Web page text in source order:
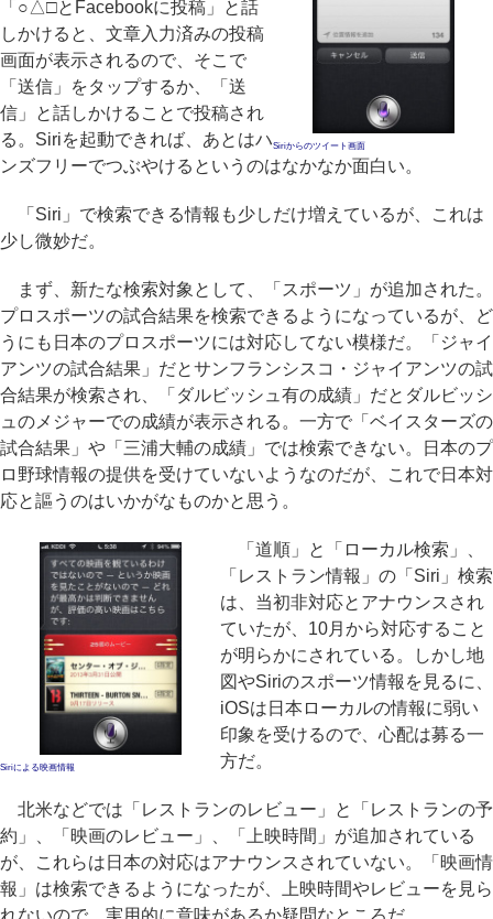
Siriからのツイート画面
「○△□とFacebookに投稿」と話
しかけると、文章入力済みの投稿
画面が表示されるので、そこで
「送信」をタップするか、「送
信」と話しかけることで投稿され
る。Siriを起動できれば、あとはハ
ンズフリーでつぶやけるというのはなかなか面白い。
「Siri」で検索できる情報も少しだけ増えているが、これは
少し微妙だ。
まず、新たな検索対象として、「スポーツ」が追加された。
プロスポーツの試合結果を検索できるようになっているが、ど
うにも日本のプロスポーツには対応してない模様だ。「ジャイ
アンツの試合結果」だとサンフランシスコ・ジャイアンツの試
合結果が検索され、「ダルビッシュ有の成績」だとダルビッシ
ュのメジャーでの成績が表示される。一方で「ベイスターズの
試合結果」や「三浦大輔の成績」では検索できない。日本のプ
ロ野球情報の提供を受けていないようなのだが、これで日本対
応と謳うのはいかがなものかと思う。
Siriによる映画情報
「道順」と「ローカル検索」、
「レストラン情報」の「Siri」検索
は、当初非対応とアナウンスされ
ていたが、10月から対応すること
が明らかにされている。しかし地
図やSiriのスポーツ情報を見るに、
iOSは日本ローカルの情報に弱い
印象を受けるので、心配は募る一
方だ。
北米などでは「レストランのレビュー」と「レストランの予
約」、「映画のレビュー」、「上映時間」が追加されている
が、これらは日本の対応はアナウンスされていない。「映画情
報」は検索できるようになったが、上映時間やレビューを見ら
れないので、実用的に意味があるか疑問なところだ。